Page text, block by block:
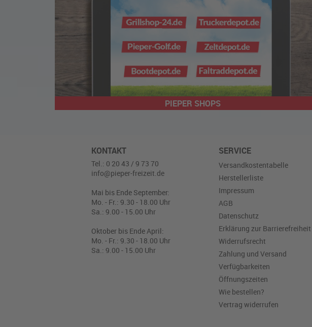
PIEPER SHOPS
KONTAKT
Tel.: 0 20 43 / 9 73 70
info@pieper-freizeit.de
Mai bis Ende September:
Mo. - Fr.: 9.30 - 18.00 Uhr
Sa.: 9.00 - 15.00 Uhr
Oktober bis Ende April:
Mo. - Fr.: 9.30 - 18.00 Uhr
Sa.: 9.00 - 15.00 Uhr
SERVICE
Versandkostentabelle
Herstellerliste
Impressum
AGB
Datenschutz
Erklärung zur Barrierefreiheit
Widerrufsrecht
Zahlung und Versand
Verfügbarkeiten
Öffnungszeiten
Wie bestellen?
Vertrag widerrufen